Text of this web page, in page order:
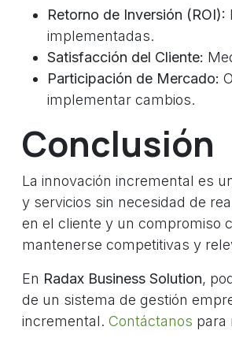
Retorno de Inversión (ROI):
implementadas.
Satisfacción del Cliente:
Participación de Mercado:
implementar cambios.
Conclusión
La innovación incremental es
y servicios sin necesidad de
en el cliente y un compromiso
mantenerse competitivas y
En Radax Business Solution,
de un sistema de gestión
incremental. Contáctanos para